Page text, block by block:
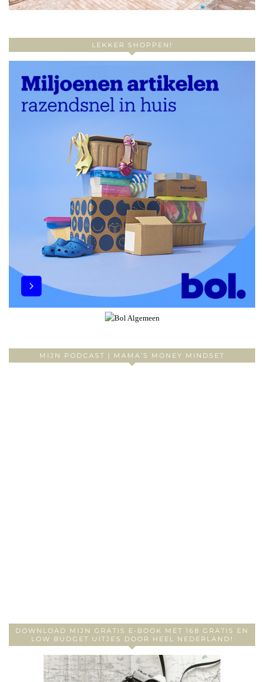
LEKKER SHOPPEN!
MIJN PODCAST | MAMA’S MONEY MINDSET
DOWNLOAD MIJN GRATIS E-BOOK MET 168 GRATIS EN
LOW BUDGET UITJES DOOR HEEL NEDERLAND!